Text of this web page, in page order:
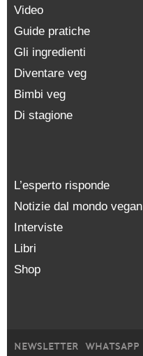
Video
Guide pratiche
Gli ingredienti
Diventare veg
Bimbi veg
Di stagione
L’esperto risponde
Notizie dal mondo vegan
Interviste
Libri
Shop
NEWSLETTER WHATSAPP